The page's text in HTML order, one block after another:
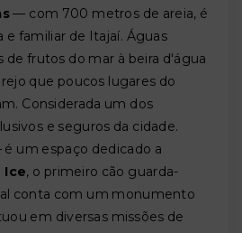
— com 700 metros de areia, é
e familiar de Itajaí. Águas
de frutos do mar à beira d'água
que poucos lugares do
Considerada um dos
e seguros da cidade.
um espaço dedicado a
Ice, o primeiro cão guarda-
conta com um monumento
em diversas missões de